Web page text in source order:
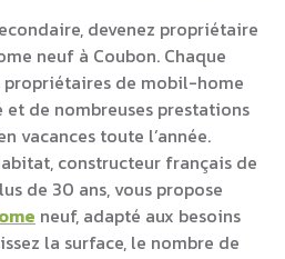
devenez propriétaire
neuf à Coubon. Chaque
propriétaires de mobil-home
de nombreuses prestations
vacances toute l’année.
constructeur français de
de 30 ans, vous propose
neuf, adapté aux besoins
la surface, le nombre de